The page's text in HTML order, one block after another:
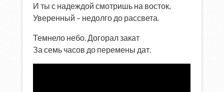
И ты с надеждой смотришь на восток,
Уверенный – недолго до рассвета.
Темнело небо. Догорал закат
За семь часов до перемены дат.